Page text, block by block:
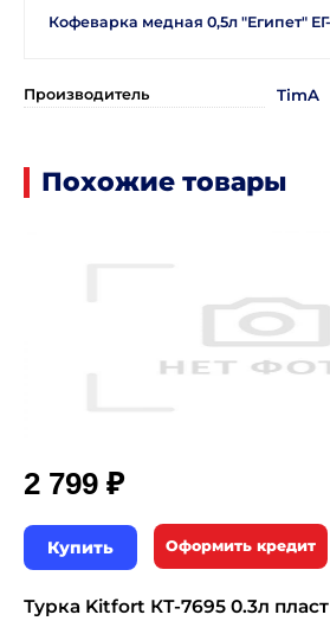
Кофеварка медная 0,5л "Египет"
Производитель TimA
Похожие товары
2 799 ₽
Купить Оформить кредит
Турка Kitfort КТ-7695 0.3л